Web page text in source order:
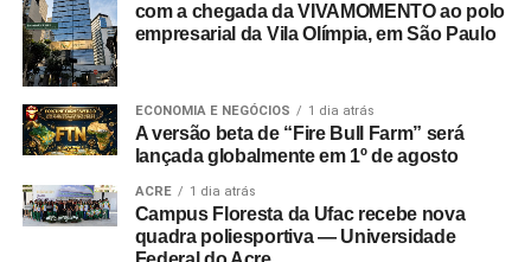
com a chegada da VIVAMOMENTO ao polo
empresarial da Vila Olímpia, em São Paulo
ECONOMIA E NEGÓCIOS 1 dia atrás
A versão beta de “Fire Bull Farm” será
lançada globalmente em 1º de agosto
ACRE 1 dia atrás
Campus Floresta da Ufac recebe nova
quadra poliesportiva — Universidade